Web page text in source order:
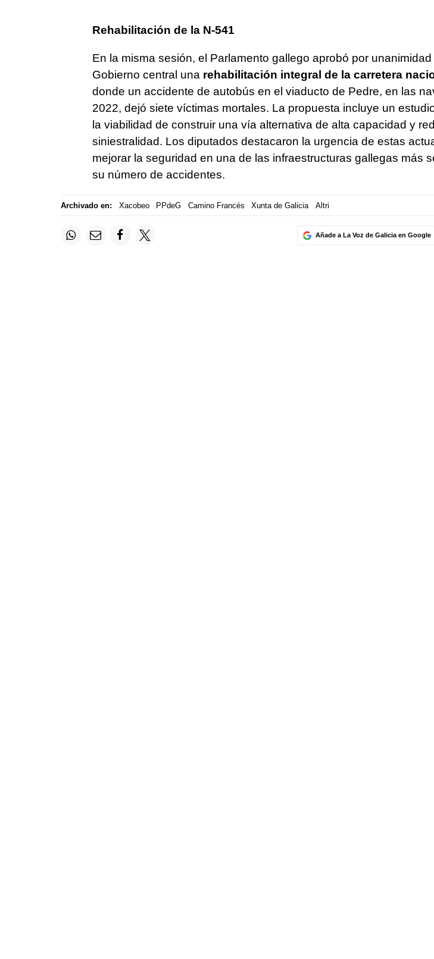
Rehabilitación de la N-541
En la misma sesión, el Parlamento gallego aprobó por unanimidad
Gobierno central una rehabilitación integral de la carretera
donde un accidente de autobús en el viaducto de Pedre, en las
2022, dejó siete víctimas mortales. La propuesta incluye un
la viabilidad de construir una vía alternativa de alta capacidad y
siniestralidad. Los diputados destacaron la urgencia de estas
mejorar la seguridad en una de las infraestructuras gallegas más
su número de accidentes.
Archivado en: Xacobeo PPdeG Camino Francés Xunta de Galicia Altri
Añade a La Voz de Galicia en Google